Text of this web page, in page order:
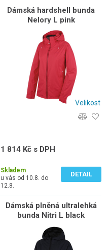
Dámská hardshell bunda
Nelory L pink
Velikost
1 814 Kč s DPH
Skladem
u vás od 10.8. do
12.8.
DETAIL
Dámská plněná ultralehká
bunda Nitri L black